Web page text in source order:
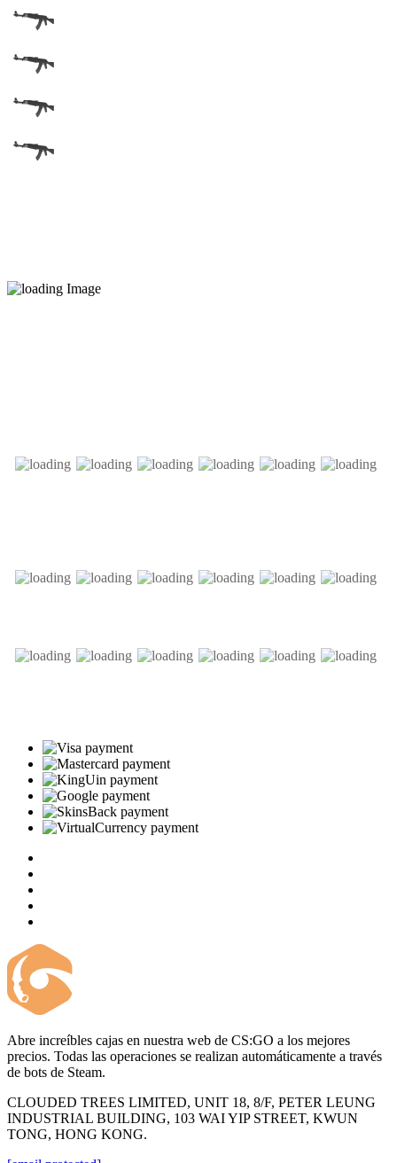
Abre increíbles cajas en nuestra web de CS:GO a los mejores
precios. Todas las operaciones se realizan automáticamente a través
de bots de Steam.
CLOUDED TREES LIMITED, UNIT 18, 8/F, PETER LEUNG
INDUSTRIAL BUILDING, 103 WAI YIP STREET, KWUN
TONG, HONG KONG.